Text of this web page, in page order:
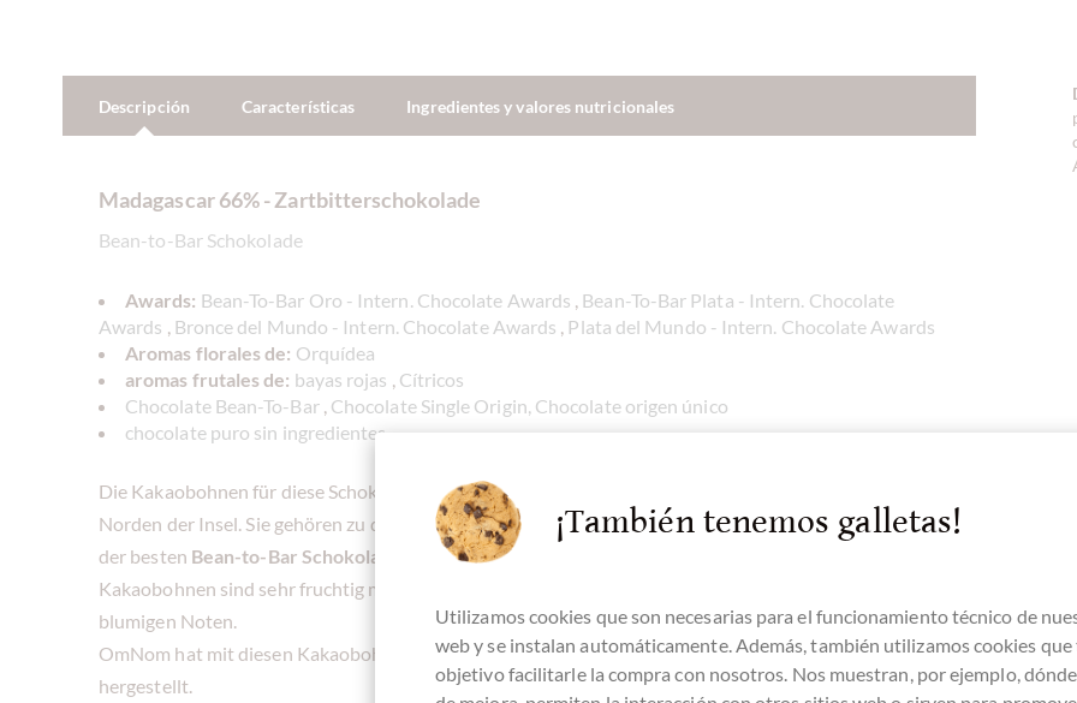
Descripción Características Ingredientes y valores nutricionales
Madagascar 66% - Zartbitterschokolade
Bean-to-Bar Schokolade
Awards: Bean-To-Bar Oro - Intern. Chocolate Awards , Bean-To-Bar Plata - Intern. Chocolate
Awards , Bronce del Mundo - Intern. Chocolate Awards , Plata del Mundo - Intern. Chocolate Awards
Aromas florales de: Orquídea
aromas frutales de: bayas rojas , Cítricos
Chocolate Bean-To-Bar , Chocolate Single Origin, Chocolate origen único
chocolate puro sin ingredientes
Die Kakaobohnen für diese Schokolade kommen aus
Norden der Insel. Sie gehören zu den besten Kakaobohnen der Welt. Auf Island werden sie zu einer
der besten Bean-to-Bar Schokoladen
der Welt verarbeitet. Die typischen Aromen dieser
Kakaobohnen sind sehr fruchtig mit wohl ausbalancierter angehmer Säure und einem Hauch an
blumigen Noten.
OmNom hat mit diesen Kakaobohnen ihre erste Tafelschokolade von der Bohne bis zur Tafel
hergestellt.
¡También tenemos galletas!
Utilizamos cookies que son necesarias para el funcionamiento técnico de
web y se instalan automáticamente. Además, también utilizamos cookies
objetivo facilitarle la compra con nosotros. Nos muestran, por ejemplo,